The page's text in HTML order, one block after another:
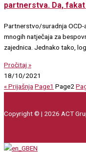
partnerstva. Da,
Partnerstvo/suradnja
mnogih natječaja za
zajednica. Jednako tako,
Pročitaj »
18/10/2021
« Prijašnja Page1 Page2
Copyright © | 2026 ACT
EN